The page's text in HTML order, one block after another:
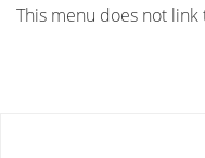
This menu does not link